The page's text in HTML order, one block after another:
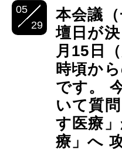
05
29
本会議
壇日が
月15日
時頃か
です。
いて質
す医療
療」へ